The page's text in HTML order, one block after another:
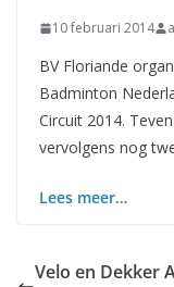
10 februari 2014
BV Floriande
Badminton
Circuit 2014.
vervolgens nog
Lees meer…
Velo en Dekker